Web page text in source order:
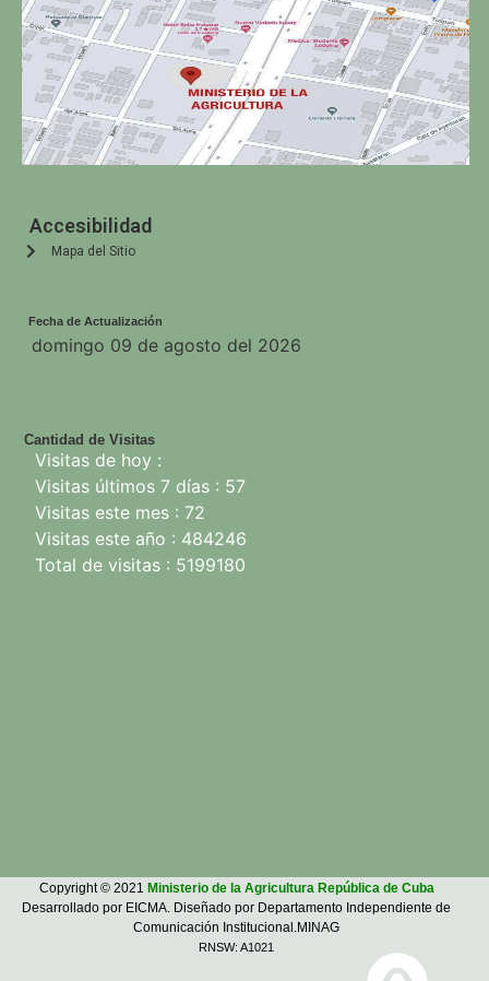
Accesibilidad
Mapa del Sitio
Fecha de Actualización
Cantidad de Visitas
Visitas de hoy :
Visitas últimos 7 días : 57
Visitas este mes : 72
Visitas este año : 484246
Total de visitas : 5199180
domingo 09 de agosto del 2026
Copyright © 2021 Ministerio de la Agricultura República de Cuba
Desarrollado por EICMA. Diseñado por Departamento Independiente de
Comunicación Institucional.MINAG
RNSW: A1021